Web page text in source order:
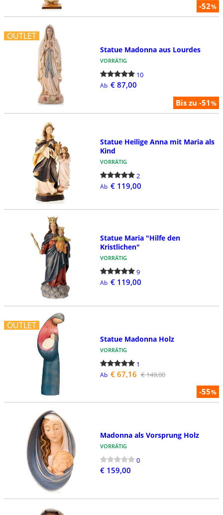
-52%
OUTLET
Bis zu -51%
Statue Madonna aus Lourdes
VORRÄTIG
10
Ab € 87,00
Statue Heilige Anna mit Maria als
Kind
VORRÄTIG
2
Ab € 119,00
Statue Maria "Hilfe den
Kristlichen"
VORRÄTIG
9
Ab € 119,00
OUTLET
-55%
Statue Madonna Holz
VORRÄTIG
1
Ab € 67,16 € 149,00
Madonna als Vorsprung Holz
VORRÄTIG
0
€ 159,00